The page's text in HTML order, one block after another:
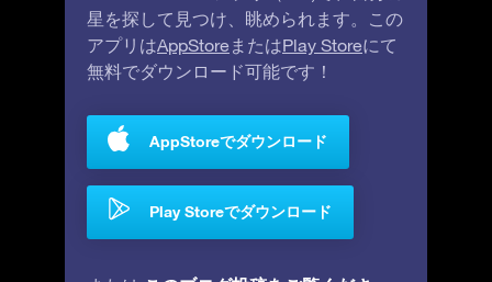
星を探して見つけ、眺められます。この
アプリはAppStore またはPlay Storeにて
無料でダウンロード可能です！
AppStoreでダウンロード
Play Storeでダウンロード